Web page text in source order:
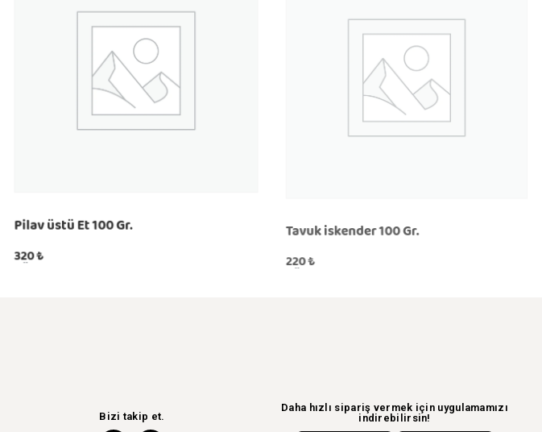
Pilav üstü Et 100 Gr.
320₺
KÖP KÖPQUICKVIEW
Bizi takip et.
Daha hızlı sipariş vermek için uygulamamızı
indirebilirsin!